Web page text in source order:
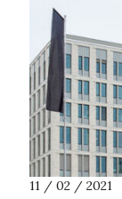
11 / 02 / 2021